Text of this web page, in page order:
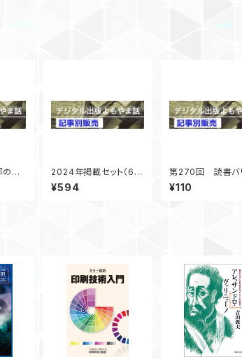
読
2024年掲載セット（6連
載分） 「デジタル出版
よもやま話」
¥594
第270回 読書バ
フリー法5年経過第
基本計画準備中 「
¥110